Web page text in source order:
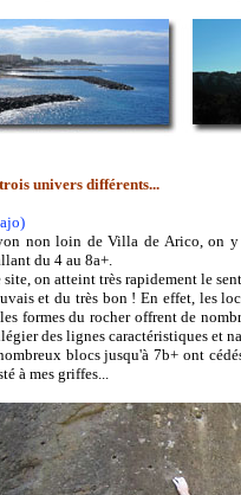
univers différents...
non loin de Villa de Arico, on
du 4 au 8a+.
on atteint très rapidement le
et du très bon ! En effet, les
formes du rocher offrent de
des lignes caractéristiques et
blocs jusqu'à 7b+ ont
à mes griffes...